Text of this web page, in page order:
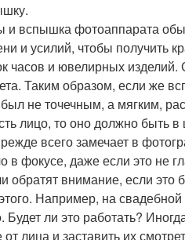
вспышка фотоаппарата
и усилий, чтобы получить
часов и ювелирных
Таким образом, если же
не точечным, а мягким,
лицо, то оно должно быть
всего замечает в
в фокусе, даже если это не
обратят внимание, если это
Например, на
Будет ли это работать?
лица и заставить их